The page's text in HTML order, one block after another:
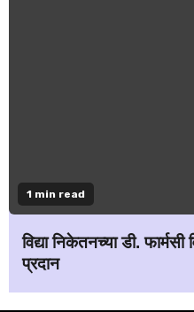
1 min read
विद्या निकेतनच्या डी.
प्रदान